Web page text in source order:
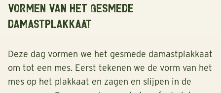
Vormen van het gesmede
damastplakkaat
Deze dag vormen we het gesmede damastplakkaat
om tot een mes. Eerst tekenen we de vorm van het
mes op het plakkaat en zagen en slijpen in de